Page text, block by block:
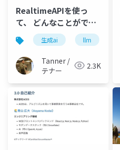
RealtimeAPIを使っ
て、 どんなことができ
るかを検証してみる
生成ai llm
Tanner /
テナー
2.3K